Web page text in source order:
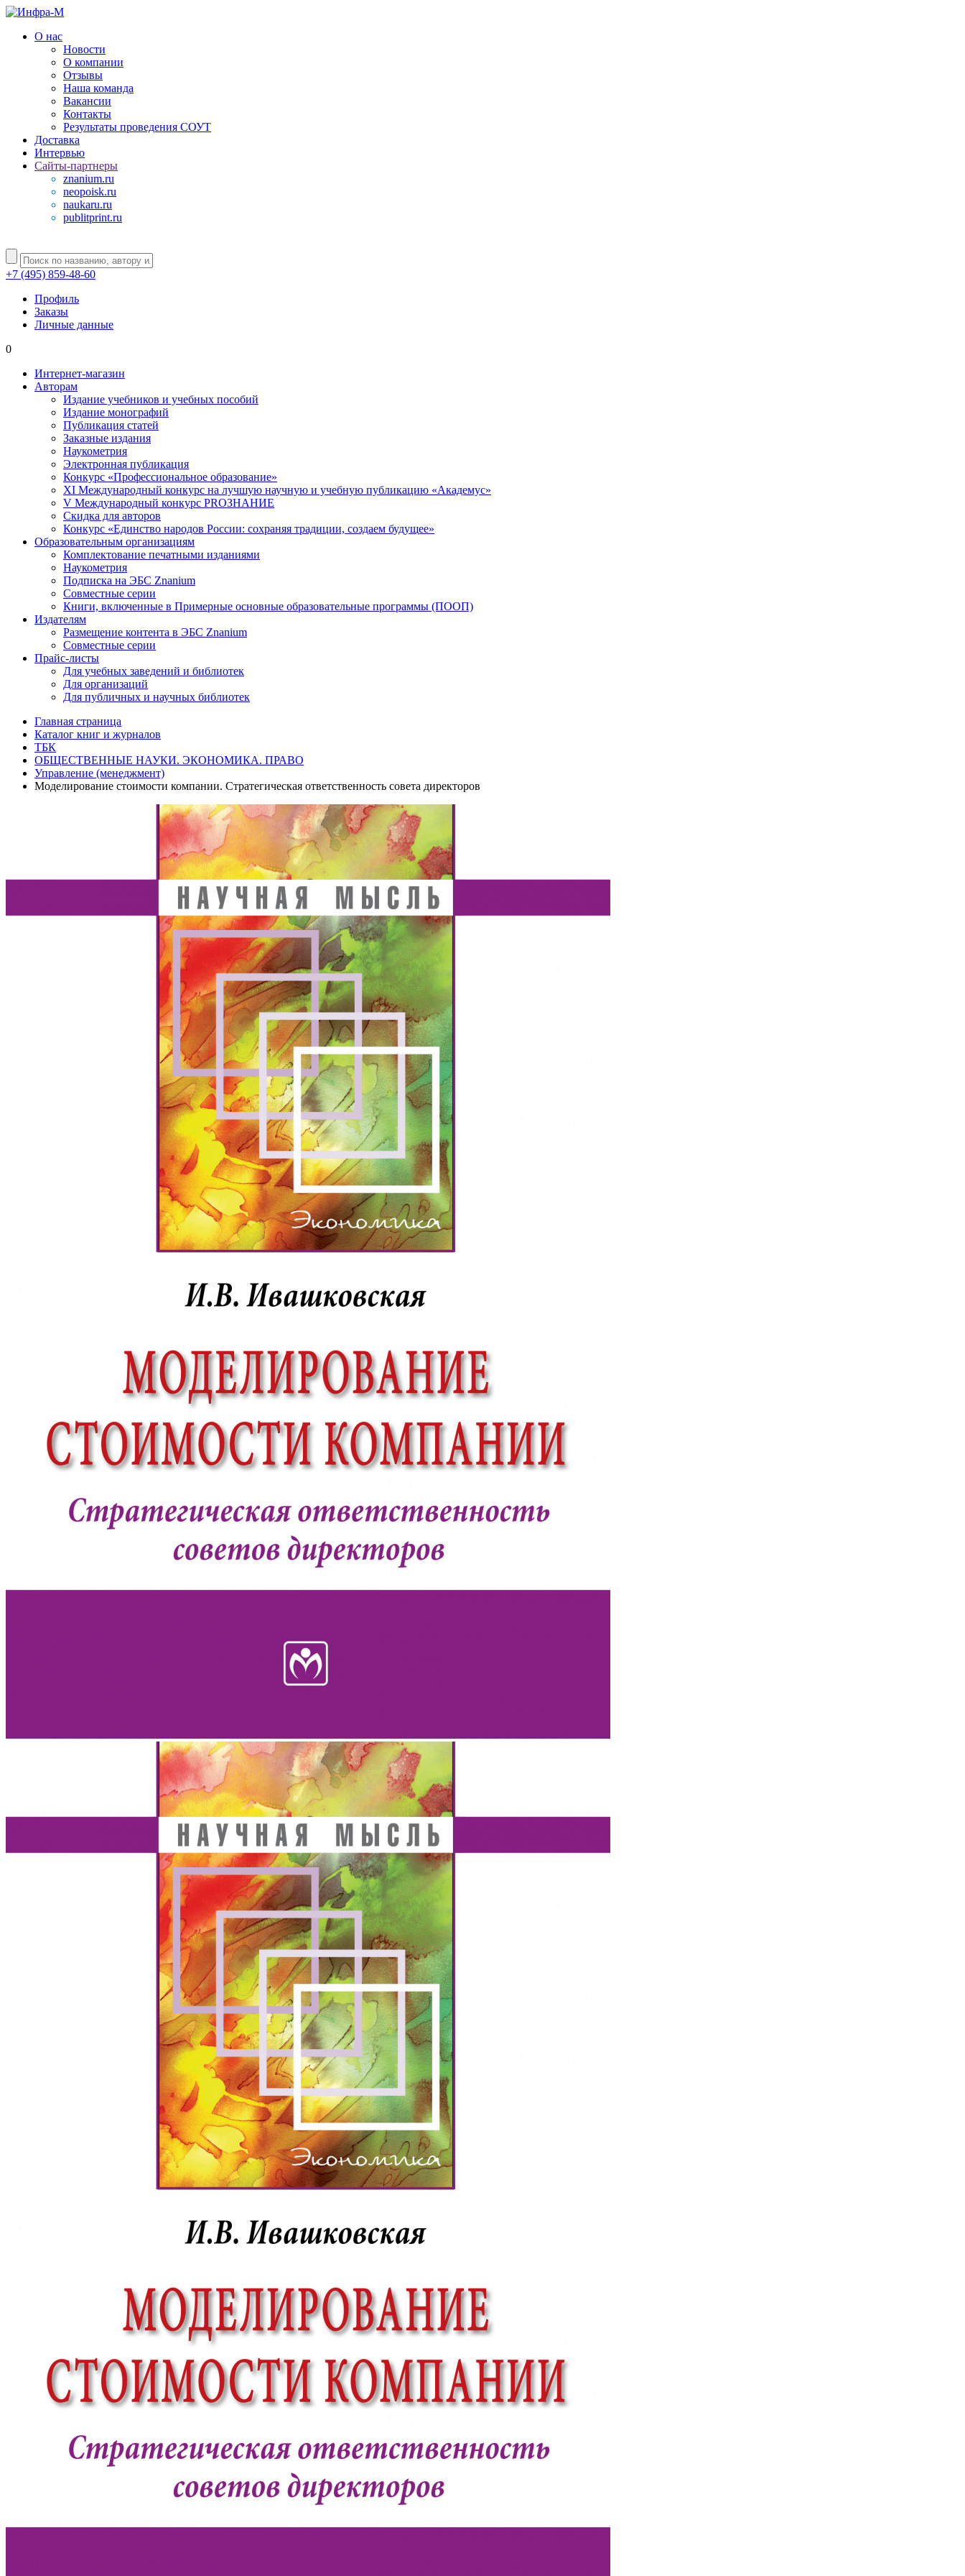
О нас
Новости
О компании
Отзывы
Наша команда
Вакансии
Контакты
Результаты проведения СОУТ
Доставка
Интервью
Сайты-партнеры
znanium.ru
neopoisk.ru
naukaru.ru
publitprint.ru
+7 (495) 859-48-60
Профиль
Заказы
Личные данные
0
Интернет-магазин
Авторам
Издание учебников и учебных пособий
Издание монографий
Публикация статей
Заказные издания
Наукометрия
Электронная публикация
Конкурс «Профессиональное образование»
XI Международный конкурс на лучшую научную и учебную публикацию «Академус»
V Международный конкурс PROЗНАНИЕ
Скидка для авторов
Конкурс «Единство народов России: сохраняя традиции, создаем будущее»
Образовательным организациям
Комплектование печатными изданиями
Наукометрия
Подписка на ЭБС Znanium
Совместные серии
Книги, включенные в Примерные основные образовательные программы (ПООП)
Издателям
Размещение контента в ЭБС Znanium
Совместные серии
Прайс-листы
Для учебных заведений и библиотек
Для организаций
Для публичных и научных библиотек
Главная страница
Каталог книг и журналов
ТБК
ОБЩЕСТВЕННЫЕ НАУКИ. ЭКОНОМИКА. ПРАВО
Управление (менеджмент)
Моделирование стоимости компании. Стратегическая ответственность совета директоров